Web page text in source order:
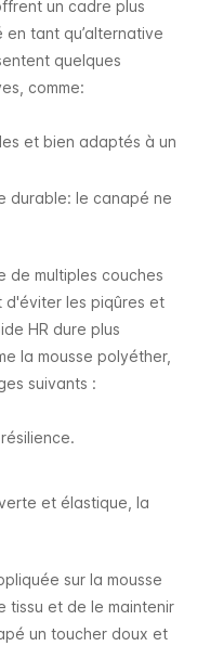
un cadre plus
tant qu’alternative
quelques
comme:
et bien adaptés à un
durable: le canapé ne
de multiples couches
d'éviter les piqûres et
HR dure plus
la mousse polyéther,
suivants :
et élastique, la
sur la mousse
tissu et de le maintenir
un toucher doux et